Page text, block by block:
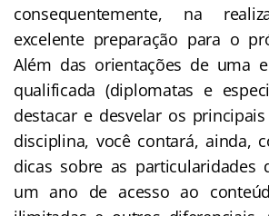
consequentemente, na
excelente preparação para o
Além das orientações de uma
qualificada (diplomatas e
destacar e desvelar os
disciplina, você contará, ainda,
dicas sobre as particularidades
um ano de acesso ao